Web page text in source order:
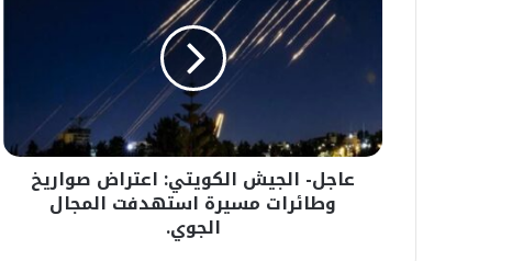
الكويتي:
وطائرات
استهدفت
المجال
الجوي.عاجل- الجيش الكويتي: اعتراض صواريخ
وطائرات مسيرة استهدفت المجال
الجوي.